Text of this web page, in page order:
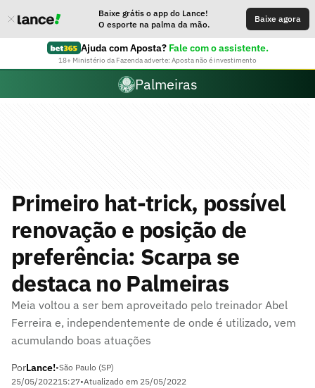
Baixe grátis o app do Lance!
O esporte na palma da mão.
Baixe agora
Ajuda com Aposta? Fale com o assistente.
18+ Ministério da Fazenda adverte: Aposta não é investimento
Palmeiras
Primeiro hat-trick, possível
renovação e posição de
preferência: Scarpa se
destaca no Palmeiras
Meia voltou a ser bem aproveitado pelo treinador Abel
Ferreira e, independentemente de onde é utilizado, vem
acumulando boas atuações
PorLance!•São Paulo (SP)
25/05/202215:27•Atualizado em 25/05/2022